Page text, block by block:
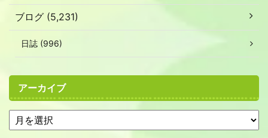
ブログ (5,231)
日誌 (996)
アーカイブ